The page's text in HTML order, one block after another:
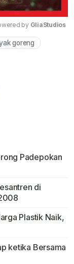
Mute
by GliaStudios
goreng
Padepokan
di
Plastik Naik,
ketika Bersama